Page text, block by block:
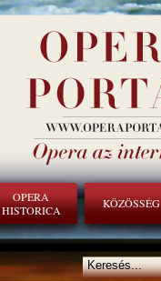
OPERA
HISTORICA
KÖZÖSSÉG